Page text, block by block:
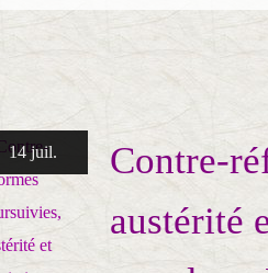
14 juil.
Contre-
austérité